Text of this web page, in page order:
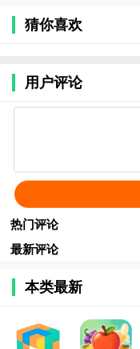
猜你喜欢
用户评论
热门评论
最新评论
本类最新